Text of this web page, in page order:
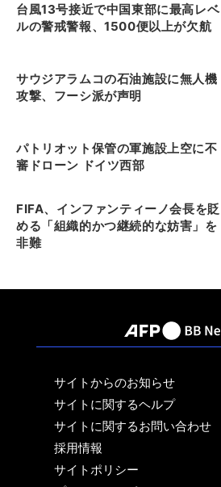
台風13号接近で中国東部に最高レベ
ルの警戒警報、1500便以上が欠航
サウジアラムコの石油施設に無人機
攻撃、フーシ派が声明
パトリオット保管の軍施設上空に不
審ドローン ドイツ西部
FIFA、インファンティーノ会長を貶
める「組織的かつ継続的な妨害」を
非難
サイトからのお知らせ
サイトに関するヘルプ
サイトに関するお問い合わせ
採用情報
サイトポリシー